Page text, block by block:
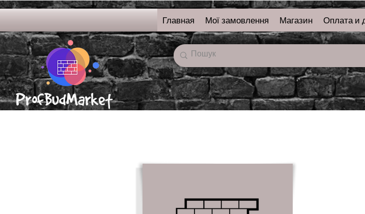
онлайн-магазин
строительных
материалов
Главная Мої замовлення Магазин Оплата и